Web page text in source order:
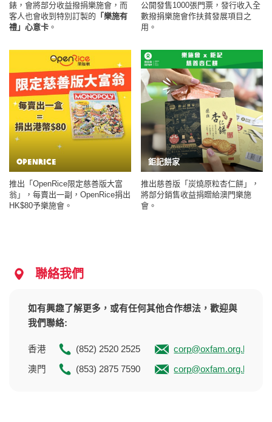
錶，會將部分收益撥捐樂施會，而
客人也會收到特別訂製的 「樂施有
禮」心意卡 。
公開發售1000張門票，發行收入全
數撥捐樂施會作扶貧發展項目之
用。
OPENRICE
推出「OpenRice限定慈善版大富
翁」，每賣出一副，OpenRice捐出
HK$80予樂施會。
鉅記餅家
推出慈善版「炭燒原粒杏仁餅」，
將部分銷售收益捐贈給澳門樂施
會。
聯絡我們
如有興趣了解更多，或有任何其他合作想法，歡迎與
我們聯絡:
香港 (852) 2520 2525 corp@oxfam.org.hk
澳門 (853) 2875 7590 corp@oxfam.org.hk